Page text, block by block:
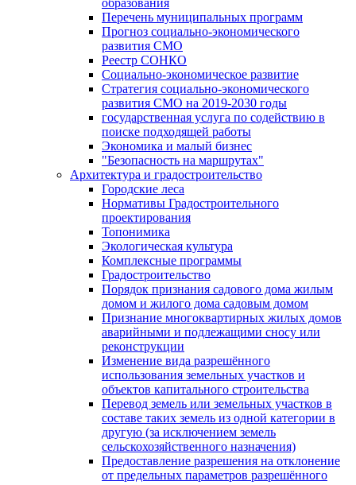
образования
Перечень муниципальных программ
Прогноз социально-экономического
развития СМО
Реестр СОНКО
Социально-экономическое развитие
Стратегия социально-экономического
развития СМО на 2019-2030 годы
государственная услуга по содействию в
поиске подходящей работы
Экономика и малый бизнес
"Безопасность на маршрутах"
Архитектура и градостроительство
Городские леса
Нормативы Градостроительного
проектирования
Топонимика
Экологическая культура
Комплексные программы
Градостроительство
Порядок признания садового дома жилым
домом и жилого дома садовым домом
Признание многоквартирных жилых домов
аварийными и подлежащими сносу или
реконструкции
Изменение вида разрешённого
использования земельных участков и
объектов капитального строительства
Перевод земель или земельных участков в
составе таких земель из одной категории в
другую (за исключением земель
сельскохозяйственного назначения)
Предоставление разрешения на отклонение
от предельных параметров разрешённого